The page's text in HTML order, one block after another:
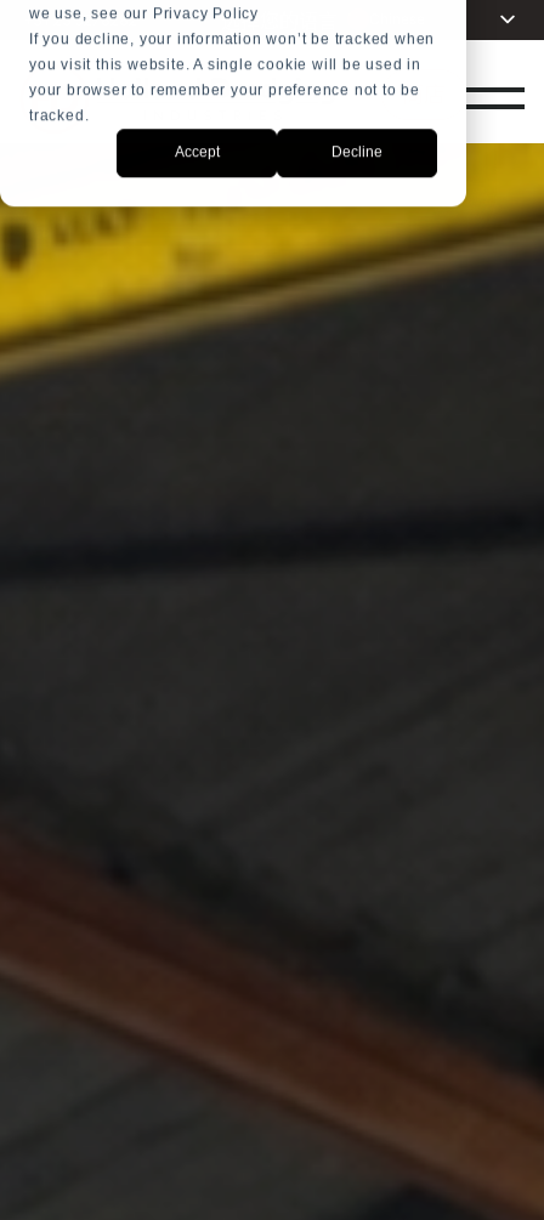
we use, see our Privacy Policy
If you decline, your information won’t be tracked when
you visit this website. A single cookie will be used in
your browser to remember your preference not to be
tracked.
Accept Decline
+31 23 5278282 选择您的语言
English
Spanish
Arabic
Russian
商店